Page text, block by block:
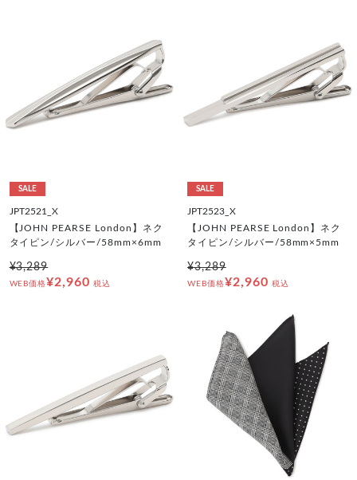
SALE
JPT2521_X
【JOHN PEARSE London】ネク
タイピン/シルバー/58mm×6mm
¥3,289
WEB価格¥2,960 税込
SALE
JPT2523_X
【JOHN PEARSE London】ネク
タイピン/シルバー/58mm×5mm
¥3,289
WEB価格¥2,960 税込